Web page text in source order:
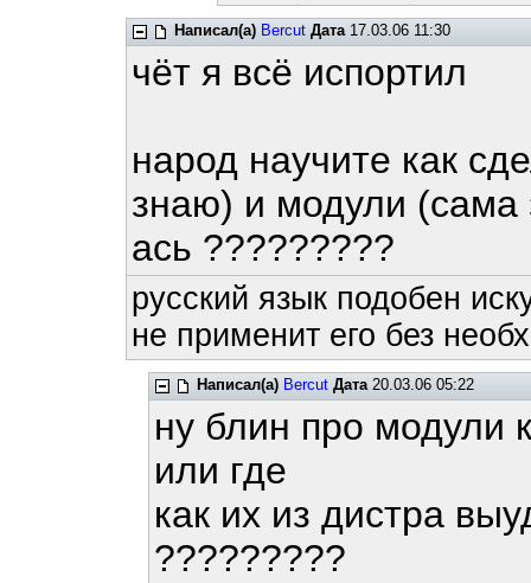
Написал(а) Bercut Дата17.03.06 11:30
чёт я всё испортил
народ научите как
знаю) и модули (сама
ась ?????????
русский язык подобен
не применит его без
Написал(а) Bercut Дата20.03.06 05:22
ну блин про модули
или где
как их из дистра
?????????